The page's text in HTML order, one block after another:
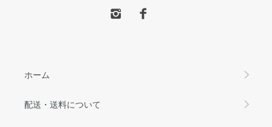
ホーム
配送・送料について